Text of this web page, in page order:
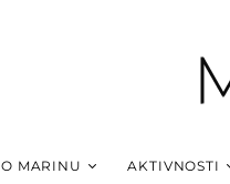
O MARINU AKTIVNOSTI